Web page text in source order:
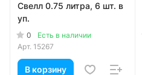
Свелл 0.75 литра, 6 шт. в
уп.
0
Есть в наличии
Арт. 15267
В корзину